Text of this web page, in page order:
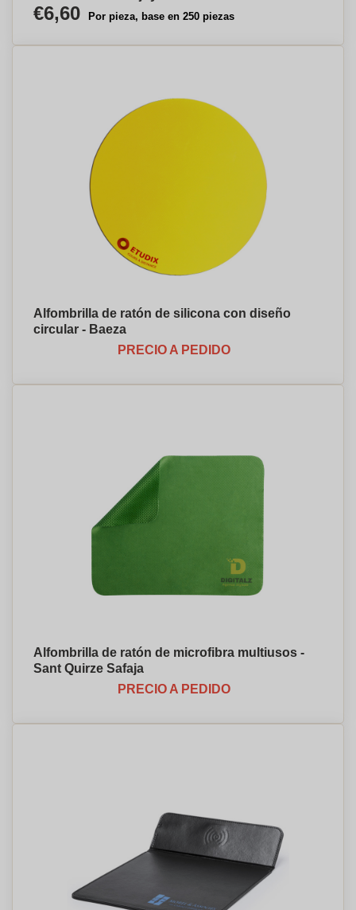
€6,60 Por pieza, base en 250 piezas
Alfombrilla de ratón de silicona con diseño
circular - Baeza
PRECIO A PEDIDO
Alfombrilla de ratón de microfibra multiusos -
Sant Quirze Safaja
PRECIO A PEDIDO